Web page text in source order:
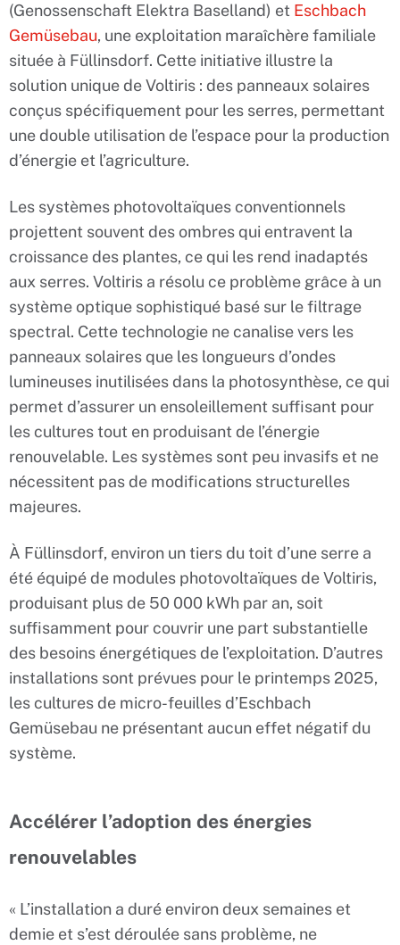
(Genossenschaft Elektra Baselland) et Eschbach
Gemüsebau, une exploitation maraîchère familiale
située à Füllinsdorf. Cette initiative illustre la
solution unique de Voltiris : des panneaux solaires
conçus spécifiquement pour les serres, permettant
une double utilisation de l’espace pour la production
d’énergie et l’agriculture.
Les systèmes photovoltaïques conventionnels
projettent souvent des ombres qui entravent la
croissance des plantes, ce qui les rend inadaptés
aux serres. Voltiris a résolu ce problème grâce à un
système optique sophistiqué basé sur le filtrage
spectral. Cette technologie ne canalise vers les
panneaux solaires que les longueurs d’ondes
lumineuses inutilisées dans la photosynthèse, ce qui
permet d’assurer un ensoleillement suffisant pour
les cultures tout en produisant de l’énergie
renouvelable. Les systèmes sont peu invasifs et ne
nécessitent pas de modifications structurelles
majeures.
À Füllinsdorf, environ un tiers du toit d’une serre a
été équipé de modules photovoltaïques de Voltiris,
produisant plus de 50 000 kWh par an, soit
suffisamment pour couvrir une part substantielle
des besoins énergétiques de l’exploitation. D’autres
installations sont prévues pour le printemps 2025,
les cultures de micro-feuilles d’Eschbach
Gemüsebau ne présentant aucun effet négatif du
système.
Accélérer l’adoption des énergies
renouvelables
« L’installation a duré environ deux semaines et
demie et s’est déroulée sans problème, ne